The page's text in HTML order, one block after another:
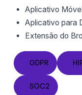
Aplicativo Móvel
Aplicativo para
Extensão do
GDPR
GDPR HIPAA
SOC2
SOC2